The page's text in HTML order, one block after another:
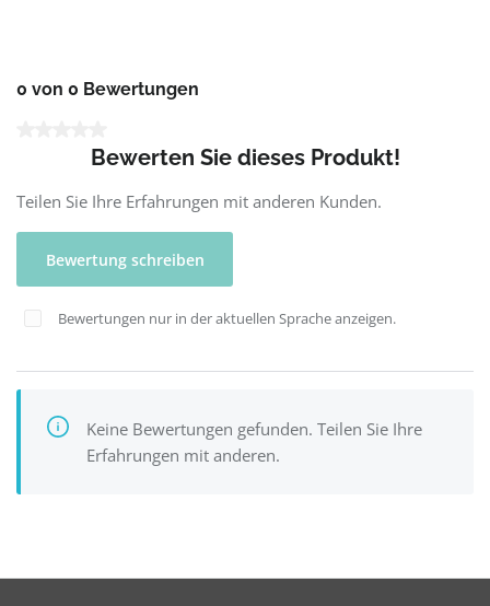
0 von 0 Bewertungen
Bewerten Sie dieses Produkt!
Teilen Sie Ihre Erfahrungen mit anderen Kunden.
Bewertung schreiben
Bewertungen nur in der aktuellen Sprache anzeigen.
Keine Bewertungen gefunden. Teilen Sie Ihre
Erfahrungen mit anderen.